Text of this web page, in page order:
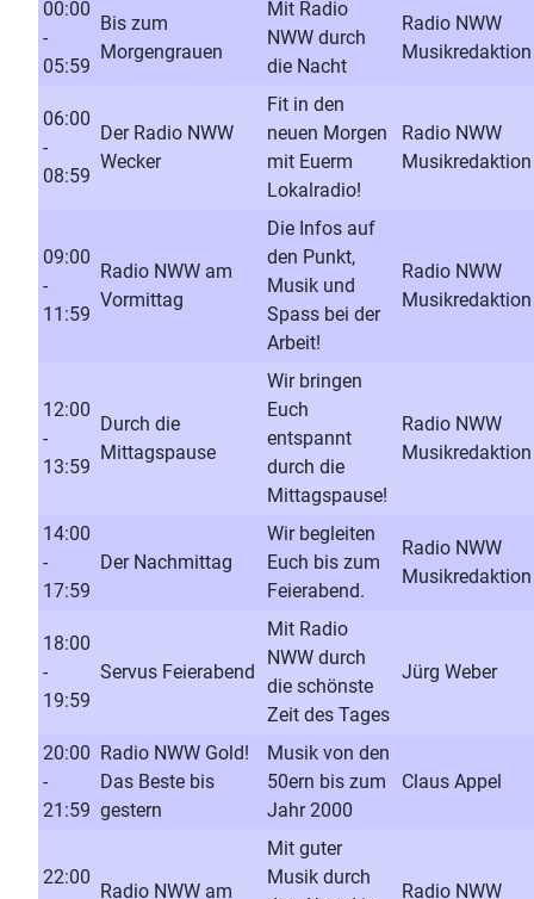
00:00
-
05:59
Bis zum
Morgengrauen
Mit Radio
NWW durch
die Nacht
Radio NWW
Musikredaktion
06:00
-
08:59
Der Radio NWW
Wecker
Fit in den
neuen Morgen
mit Euerm
Lokalradio!
Radio NWW
Musikredaktion
09:00
-
11:59
Radio NWW am
Vormittag
Die Infos auf
den Punkt,
Musik und
Spass bei der
Arbeit!
Radio NWW
Musikredaktion
12:00
-
13:59
Durch die
Mittagspause
Wir bringen
Euch
entspannt
durch die
Mittagspause!
Radio NWW
Musikredaktion
14:00
-
17:59
Der Nachmittag
Wir begleiten
Euch bis zum
Feierabend.
Radio NWW
Musikredaktion
18:00
-
19:59
Servus Feierabend
Mit Radio
NWW durch
die schönste
Zeit des Tages
Jürg Weber
20:00
-
21:59
Radio NWW Gold!
Das Beste bis
gestern
Musik von den
50ern bis zum
Jahr 2000
Claus Appel
22:00
Radio NWW am
Mit guter
Musik durch
Radio NWW